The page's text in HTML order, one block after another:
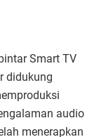
Smart TV
didukung
audio
menerapkan